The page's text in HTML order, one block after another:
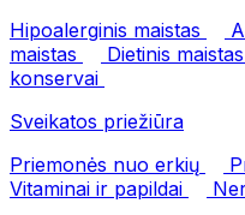
Hipoalerginis maistas
maistas
Dietinis maistas
konservai
Sveikatos priežiūra
Priemonės nuo erkių
Vitaminai ir papildai